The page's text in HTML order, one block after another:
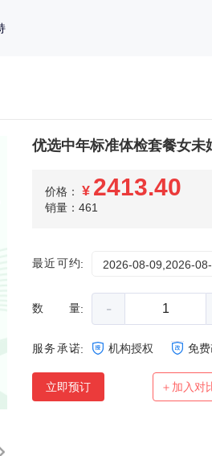
优选中年标准体检套餐女未
价格： ¥ 2413.40
销量：461
最近可约: 2026-08-09,2026-
数量: -
服务承诺: 机构授权 免
立即预订 ＋加入对